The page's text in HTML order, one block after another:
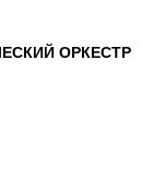
ОРКЕСТР